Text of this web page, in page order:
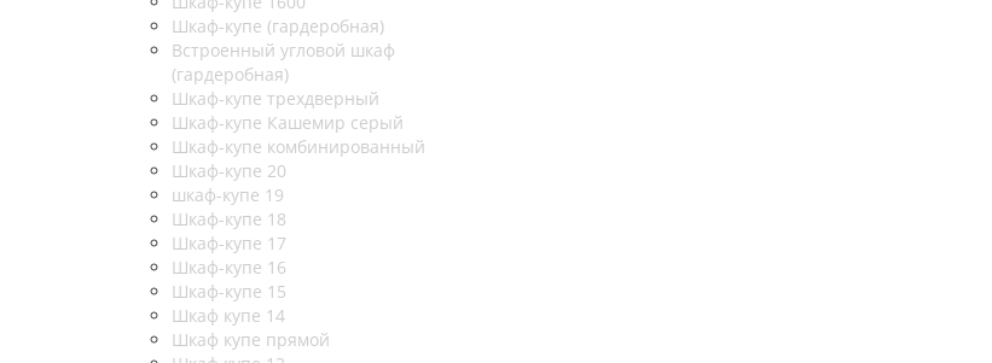
Шкаф-купе (гардеробная)
Встроенный угловой шкаф
(гардеробная)
Шкаф-купе трехдверный
Шкаф-купе Кашемир серый
Шкаф-купе комбинированный
Шкаф-купе 20
шкаф-купе 19
Шкаф-купе 18
Шкаф-купе 17
Шкаф-купе 16
Шкаф-купе 15
Шкаф купе 14
Шкаф купе прямой